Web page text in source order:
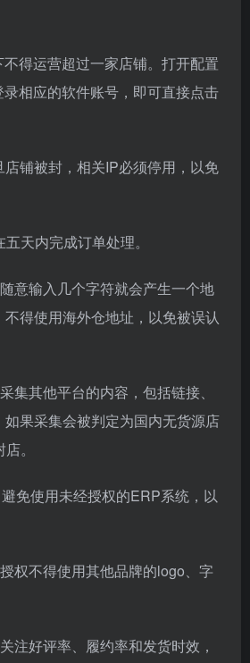
得运营超过一家店铺。打开配置
相应的软件账号，即可直接点击
铺被封，相关IP必须停用，以免
天内完成订单处理。
意输入几个字符就会产生一个地
得使用海外仓地址，以免被误认
集其他平台的内容，包括链接、
果采集会被判定为国内无货源店
。
免使用未经授权的ERP系统，以
权不得使用其他品牌的logo、字
注好评率、履约率和发货时效，